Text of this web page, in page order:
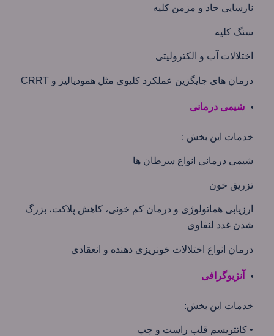
نارسایی حاد و مزمن کلیه
سنگ کلیه
اختلالات آب و الکترولیتی
درمان های جایگزین عملکرد کلیوی مثل همودیالیز و CRRT
شیمی درمانی
خدمات این بخش :
شیمی درمانی انواع سرطان ها
تزریق خون
ارزیابی هماتولوژی و درمان کم خونی، کاهش پلاکت، بزرگ
شدن غدد لنفاوی
درمان انواع اختلالات خونریزی دهنده و انعقادی
آنژیوگرافی
خدمات این بخش:
• کاتتریسم قلب راست و چپ